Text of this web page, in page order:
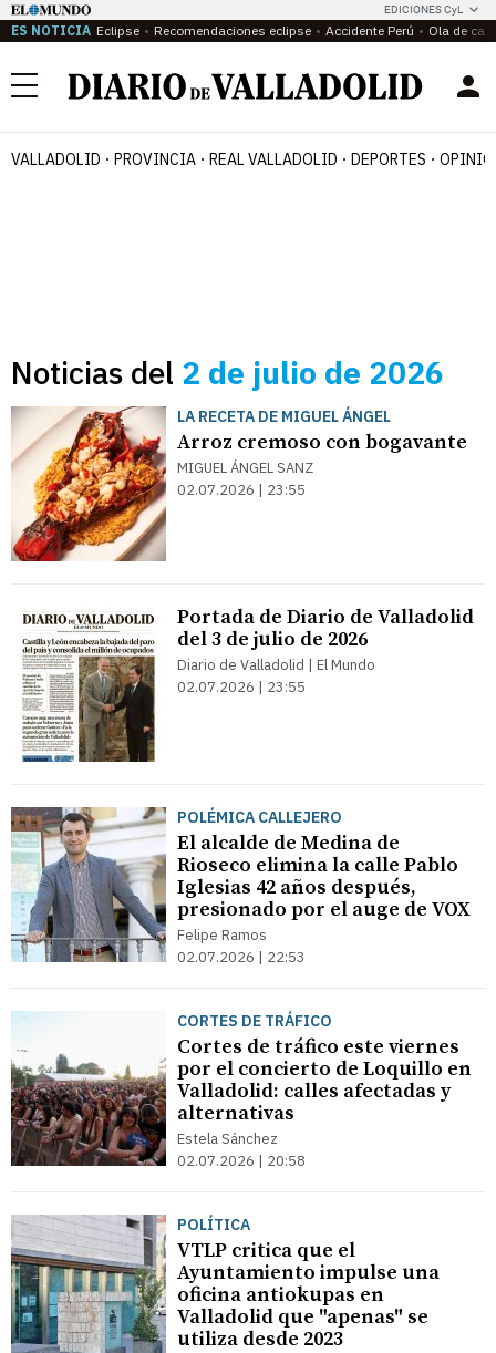
EDICIONES CyL
ES NOTICIA Eclipse Recomendaciones eclipse Accidente Perú Ola de
Menú
VALLADOLID PROVINCIA REAL VALLADOLID DEPORTES
Noticias del 2 de julio de 2026
LA RECETA DE MIGUEL ÁNGEL
Arroz cremoso con bogavante
MIGUEL ÁNGEL SANZ
02.07.2026 | 23:55
Portada de Diario de Valladolid
del 3 de julio de 2026
Diario de Valladolid | El Mundo
02.07.2026 | 23:55
POLÉMICA CALLEJERO
El alcalde de Medina de
Rioseco elimina la calle Pablo
Iglesias 42 años después,
presionado por el auge de VOX
Felipe Ramos
02.07.2026 | 22:53
CORTES DE TRÁFICO
Cortes de tráfico este viernes
por el concierto de Loquillo en
Valladolid: calles afectadas y
alternativas
Estela Sánchez
02.07.2026 | 20:58
POLÍTICA
VTLP critica que el
Ayuntamiento impulse una
oficina antiokupas en
Valladolid que "apenas" se
utiliza desde 2023